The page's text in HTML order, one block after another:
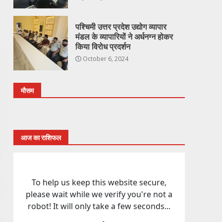
पश्चिमी उत्तर प्रदेश उद्योग व्यापार
मंडल के व्यापारियों ने अर्धनग्न होकर
किया विरोध प्रदर्शन
October 6, 2024
मौसम
आज का राशिफल